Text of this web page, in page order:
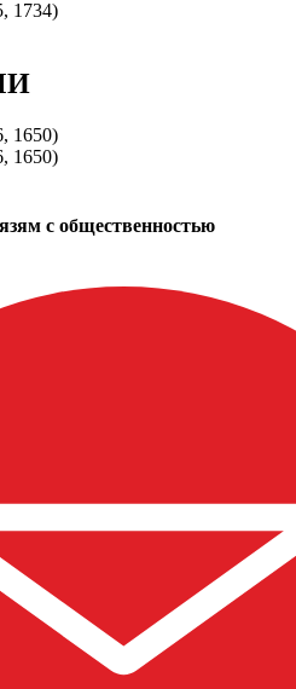
1734)
1650)
1650)
с общественностью